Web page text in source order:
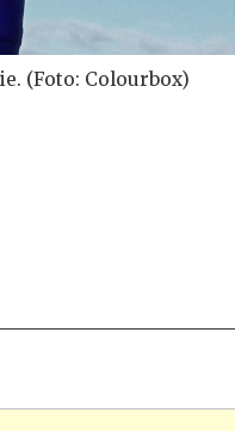
(Foto: Colourbox)